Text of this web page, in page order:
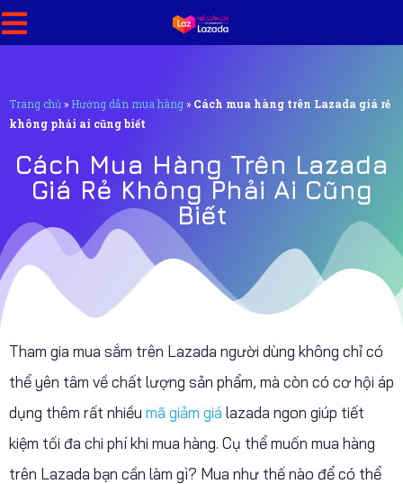
Trang chủ » Hướng dẫn mua hàng » Cách mua hàng trên Lazada giá rẻ
không phải ai cũng biết
Cách Mua Hàng Trên Lazada
Giá Rẻ Không Phải Ai Cũng
Biết
Tham gia mua sắm trên Lazada người dùng không chỉ có
thể yên tâm về chất lượng sản phẩm, mà còn có cơ hội áp
dụng thêm rất nhiều mã giảm giá lazada ngon giúp tiết
kiệm tối đa chi phí khi mua hàng. Cụ thể muốn mua hàng
trên Lazada bạn cần làm gì? Mua như thế nào để có thể